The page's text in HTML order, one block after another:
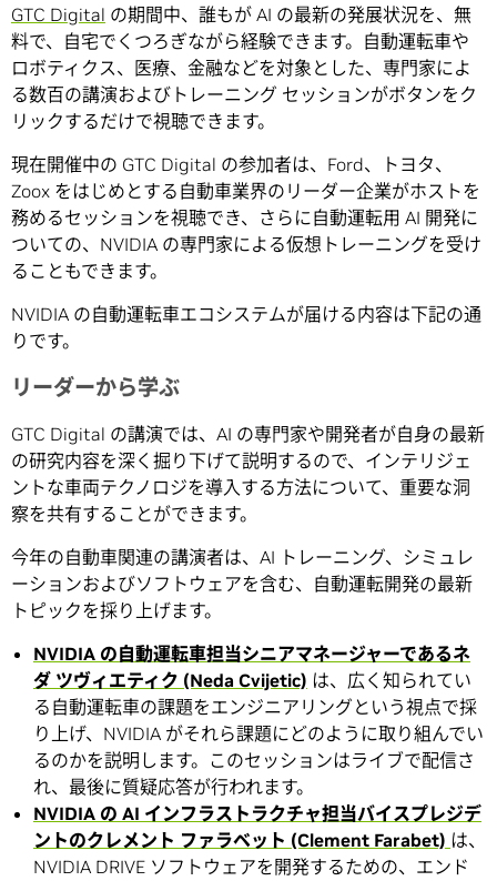
GTC Digital の期間中、誰もが AI の最新の発展状況を、無
料で、自宅でくつろぎながら経験できます。自動運転車や
ロボティクス、医療、金融などを対象とした、専門家によ
る数百の講演およびトレーニング セッションがボタンをク
リックするだけで視聴できます。
現在開催中の GTC Digital の参加者は、Ford、トヨタ、
Zoox をはじめとする自動車業界のリーダー企業がホストを
務めるセッションを視聴でき、さらに自動運転用 AI 開発に
ついての、NVIDIA の専門家による仮想トレーニングを受け
ることもできます。
NVIDIA の自動運転車エコシステムが届ける内容は下記の通
りです。
リーダーから学ぶ
GTC Digital の講演では、AI の専門家や開発者が自身の最新
の研究内容を深く掘り下げて説明するので、インテリジェ
ントな車両テクノロジを導入する方法について、重要な洞
察を共有することができます。
今年の自動車関連の講演者は、AI トレーニング、シミュレ
ーションおよびソフトウェアを含む、自動運転開発の最新
トピックを採り上げます。
NVIDIA の自動運転車担当シニアマネージャーであるネ
ダ ツヴィエティク (Neda Cvijetic) は、広く知られてい
る自動運転車の課題をエンジニアリングという視点で採
り上げ、NVIDIA がそれら課題にどのように取り組んでい
るのかを説明します。このセッションはライブで配信さ
れ、最後に質疑応答が行われます。
NVIDIA の AI インフラストラクチャ担当バイスプレジデ
ントのクレメント ファラベット (Clement Farabet) は、
NVIDIA DRIVE ソフトウェアを開発するための、エンド